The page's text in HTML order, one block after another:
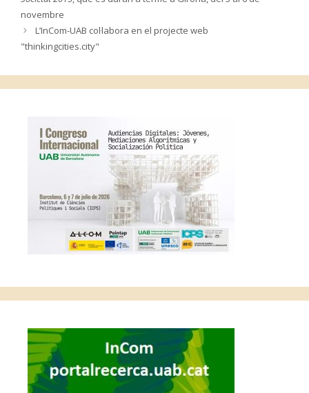
novembre
L’InCom-UAB col·labora en el projecte web
"thinkingcities.city"